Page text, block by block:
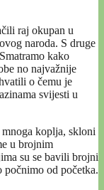
raj okupan u
naroda. S druge
kako
no najvažnije
o čemu je
svijesti u
koplja, skloni
u brojnim
su se bavili brojni
počnimo od početka.